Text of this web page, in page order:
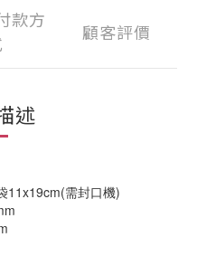
款方
顧客評價
述
11x19cm(需封口機)